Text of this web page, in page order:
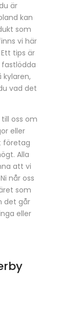
är
kan
som
vi här
tips är
vad det
oss om
eller
företag
Alla
att vi
når oss
som
det går
eller